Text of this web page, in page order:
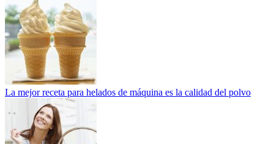
La mejor receta para helados de máquina es la calidad del polvo